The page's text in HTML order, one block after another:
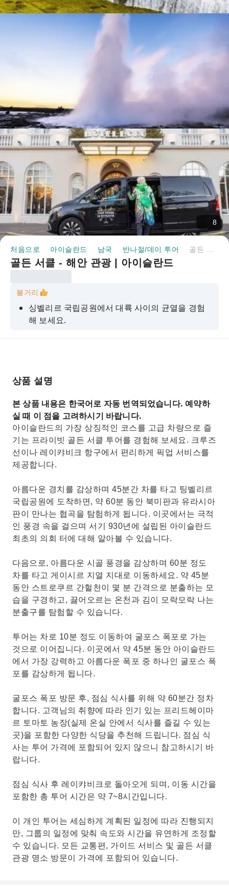
8
처음으로 아이슬란드 남국 반나절/데이 투어
골든 서클 - 해안 관광 | 아이슬란드
볼거리
싱벨리르 국립공원에서 대륙 사이의 균열을 경험
해 보세요.
게이시르 온천의 분출 현상을 구경하세요
더욱 신나는 활동들을 직접 선택해 보세요!
상품 설명
본 상품 내용은 한국어로 자동 번역되었습니다. 예약하
실 때 이 점을 고려하시기 바랍니다.
아이슬란드의 가장 상징적인 코스를 고급 차량으로 즐
기는 프라이빗 골든 서클 투어를 경험해 보세요. 크루즈
선이나 레이캬비크 항구에서 편리하게 픽업 서비스를
제공합니다.
아름다운 경치를 감상하며 45분간 차를 타고 팅벨리르
국립공원에 도착하면, 약 60분 동안 북미판과 유라시아
판이 만나는 협곡을 탐험하게 됩니다. 이곳에서는 극적
인 풍경 속을 걸으며 서기 930년에 설립된 아이슬란드
최초의 의회 터에 대해 알아볼 수 있습니다.
다음으로, 아름다운 시골 풍경을 감상하며 60분 정도
차를 타고 게이시르 지열 지대로 이동하세요. 약 45분
동안 스트로쿠르 간헐천이 몇 분 간격으로 분출하는 모
습을 구경하고, 끓어오르는 온천과 김이 모락모락 나는
분출구를 탐험할 수 있습니다.
투어는 차로 10분 정도 이동하여 굴포스 폭포로 가는
것으로 이어집니다. 이곳에서 약 45분 동안 아이슬란드
에서 가장 강력하고 아름다운 폭포 중 하나인 굴포스 폭
포를 감상하게 됩니다.
굴포스 폭포 방문 후, 점심 식사를 위해 약 60분간 정차
합니다. 고객님의 취향에 따라 인기 있는 프리드헤이마
르 토마토 농장(실제 온실 안에서 식사를 즐길 수 있는
곳)을 포함한 다양한 식당을 추천해 드립니다. 점심 식
사는 투어 가격에 포함되어 있지 않으니 참고하시기 바
랍니다.
점심 식사 후 레이캬비크로 돌아오게 되며, 이동 시간을
포함한 총 투어 시간은 약 7~8시간입니다.
이 개인 투어는 세심하게 계획된 일정에 따라 진행되지
만, 그룹의 일정에 맞춰 속도와 시간을 유연하게 조정할
수 있습니다. 모든 교통편, 가이드 서비스 및 골든 서클
관광 명소 방문이 가격에 포함되어 있습니다.